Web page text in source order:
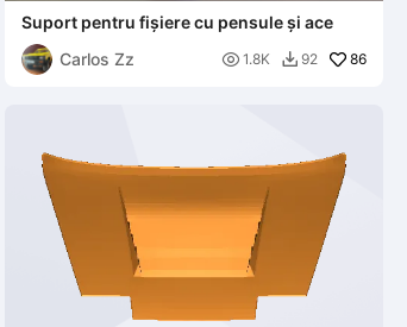
Suport pentru fișiere cu pensule și ace
Carlos Zz
 1.8K  92 86